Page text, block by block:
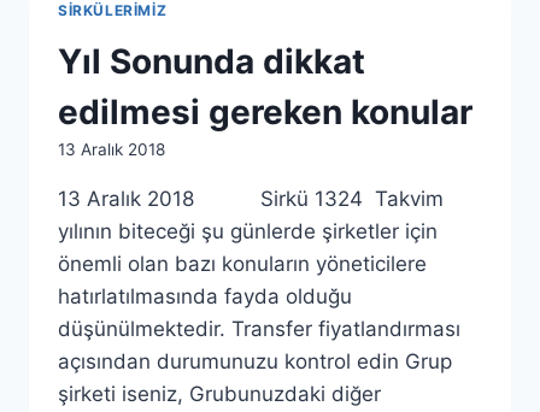
SIRKÜLERIMIZ
Yıl Sonunda dikkat
edilmesi gereken konular
By
13 Aralık 2018
13 Aralık 2018 Sirkü 1324 Takvim
yılının biteceği şu günlerde şirketler için
önemli olan bazı konuların yöneticilere
hatırlatılmasında fayda olduğu
düşünülmektedir. Transfer fiyatlandırması
açısından durumunuzu kontrol edin Grup
şirketi iseniz, Grubunuzdaki diğer